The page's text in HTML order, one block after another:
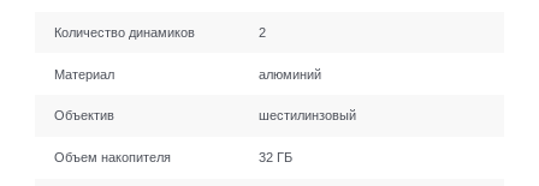
Количество динамиков 2
Материал алюминий
Объектив шестилинзовый
Объем накопителя 32 ГБ